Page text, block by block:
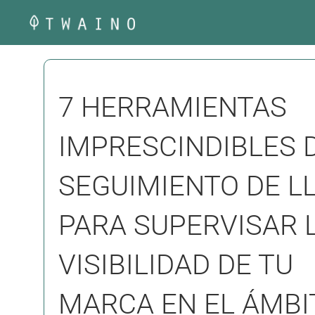
7 HERRAMIENTAS
IMPRESCINDIBLES
SEGUIMIENTO DE
PARA SUPERVISAR
VISIBILIDAD DE TU
MARCA EN EL